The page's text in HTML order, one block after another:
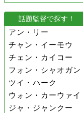
話題監督で探す！
アン・リー
チャン・イーモウ
チェン・カイコー
フォン・シャオガン
ツイ・ハーク
ウォン・カーウァイ
ジャ・ジャンクー